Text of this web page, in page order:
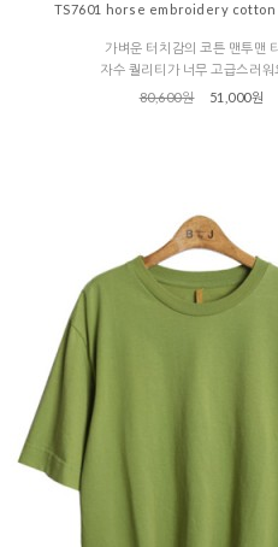
TS7601 horse embroidery
가벼운 터치감의 코튼 맨투맨
자수 퀄리티가 너무 고급스러워
80,600원
51,000원